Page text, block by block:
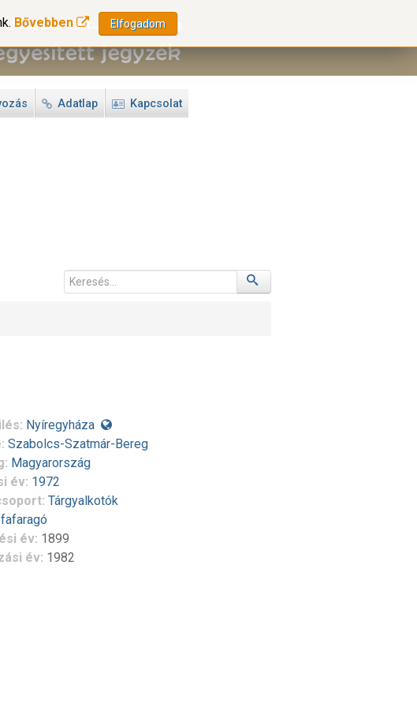
Adatlap Kapcsolat
Bővebben Elfogadom
Nyíregyháza
Szabolcs-Szatmár-Bereg
Magyarország
év: 1972
Tárgyalkotók
fafaragó
év: 1899
év: 1982